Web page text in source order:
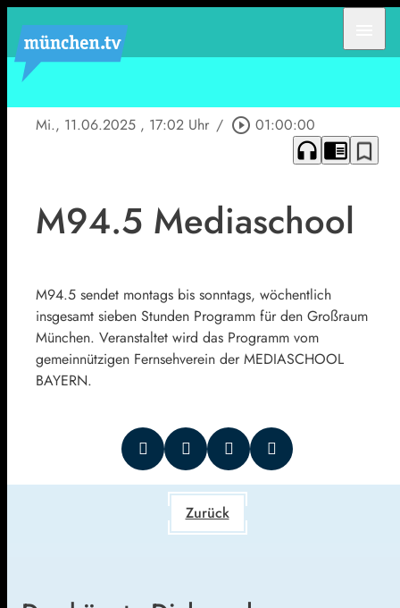
Mi., 11.06.2025 , 17:02 Uhr / play_circle_outline 01:00:00
headphones chrome_reader_mode bookmark_border
M94.5 Mediaschool
M94.5 sendet montags bis sonntags, wöchentlich
insgesamt sieben Stunden Programm für den Großraum
München. Veranstaltet wird das Programm vom
gemeinnützigen Fernsehverein der MEDIASCHOOL
BAYERN.
Zurück